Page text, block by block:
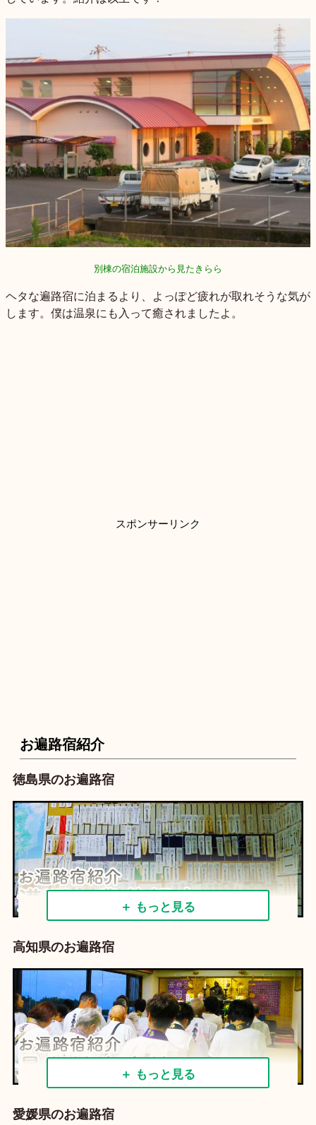
別棟の宿泊施設から見たきらら
ヘタな遍路宿に泊まるより、よっぽど疲れが取れそうな気が
します。僕は温泉にも入って癒されましたよ。
スポンサーリンク
お遍路宿紹介
徳島県のお遍路宿
＋ もっと見る
高知県のお遍路宿
＋ もっと見る
愛媛県のお遍路宿